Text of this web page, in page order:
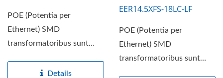
POE (Potentia per
Ethernet) SMD
transformatoribus sunt
specialibus ad Potentiam...
Details
EER14.5XFS-18LC-LF
POE (Potentia per
Ethernet) SMD
transformatoribus sunt